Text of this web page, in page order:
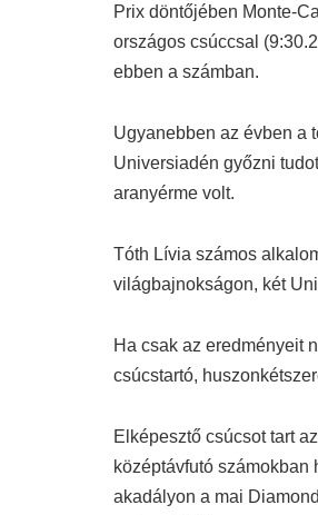
Prix döntőjében Monte-
országos csúccsal
ebben a számban.
Ugyanebben az évben a
Universiadén győzni
aranyérme volt.
Tóth Lívia számos
világbajnokságon, két
Ha csak az eredményeit
csúcstartó,
Elképesztő csúcsot tart
középtávfutó számokban
akadályon a mai